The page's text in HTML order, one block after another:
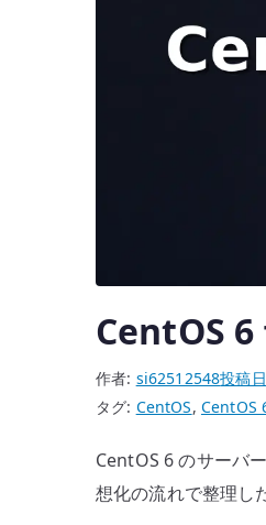
CentOS
作者: si62512548投稿
タグ: CentOS, CentOS
CentOS 6 のサーバ
想化の流れで整理し